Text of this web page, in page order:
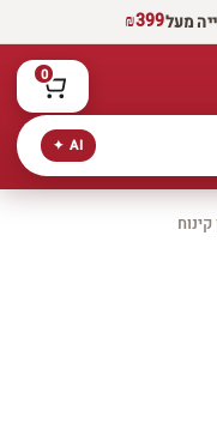
מעל₪399
AI ✦
0
קינוח